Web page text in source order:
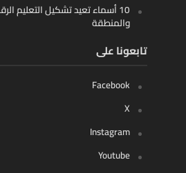
10 أسماء تعيد تشكيل التعليم
والمنطقة
تابعونا على
Facebook
X
Instagram
Youtube